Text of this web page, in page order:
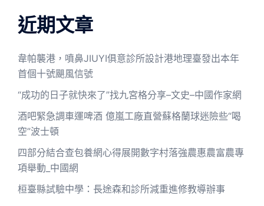
近期文章
韋帕襲港，噴鼻JIUYI俱意診所設計港地理臺發出本年
首個十號颶風信號
“成功的日子就快來了”找九宮格分享–文史–中國作家網
酒吧緊急調車運啤酒 億嵐工廠直營蘇格蘭球迷險些“喝
空”波士頓
四部分結合查包養網心得展開數字村落強農惠農富農專
項舉動_中國網
桓臺縣試驗中學：長途森和診所減重進修教導辦事